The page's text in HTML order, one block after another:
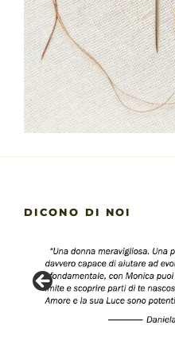
DICONO DI NOI